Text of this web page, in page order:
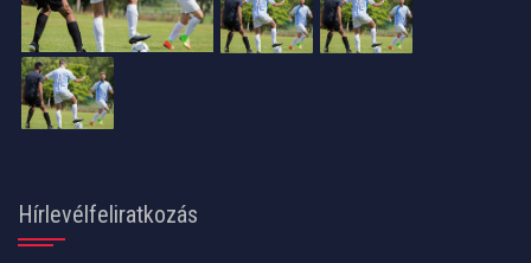
Hírlevélfeliratkozás